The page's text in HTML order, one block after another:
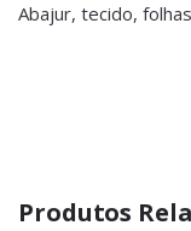
Abajur, tecido,
Produtos